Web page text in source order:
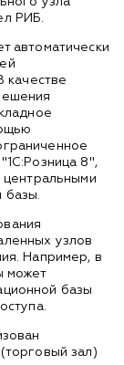
РИБ.
автоматически
качестве
8",
центральными
узлов
Например, в
может
базы
зал)